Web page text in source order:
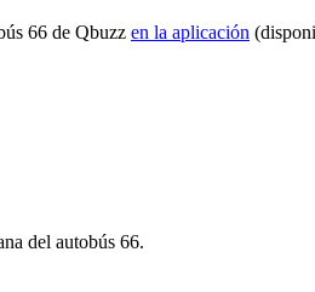
66 de Qbuzz en la aplicación
del autobús 66.